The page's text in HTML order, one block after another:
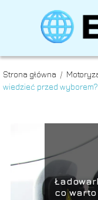
Strona główna /
wiedzieć przed wyborem?
co